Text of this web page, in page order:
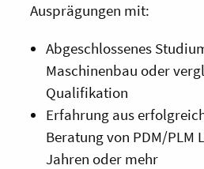
Ausprägungen mit:
Abgeschlossenes
Maschinenbau oder
Qualifikation
Erfahrung aus
Beratung von PDM/PLM
Jahren oder mehr